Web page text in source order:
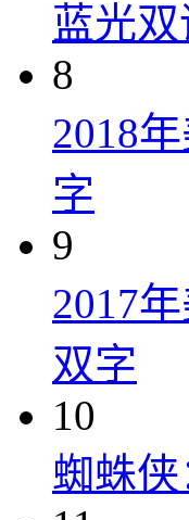
蓝光
8
2018
字
9
2017
双字
10
蜘蛛侠